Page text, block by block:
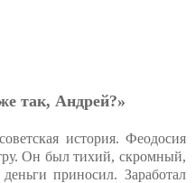
так, Андрей?»
история. Феодосия
Он был тихий, скромный,
приносил. Заработал